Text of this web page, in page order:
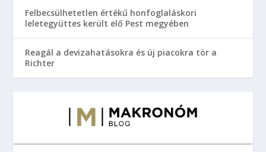
Felbecsülhetetlen értékű honfoglaláskori
leletegyüttes került elő Pest megyében
Reagál a devizahatásokra és új piacokra tör a
Richter